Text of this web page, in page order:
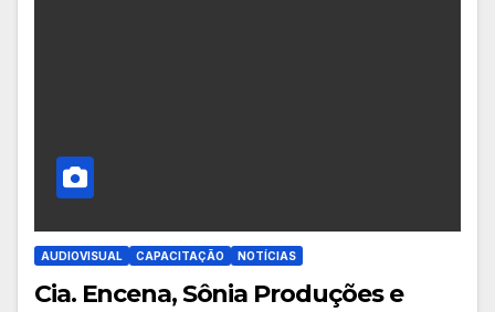
AUDIOVISUAL CAPACITAÇÃO NOTÍCIAS
Cia. Encena, Sônia Produções e